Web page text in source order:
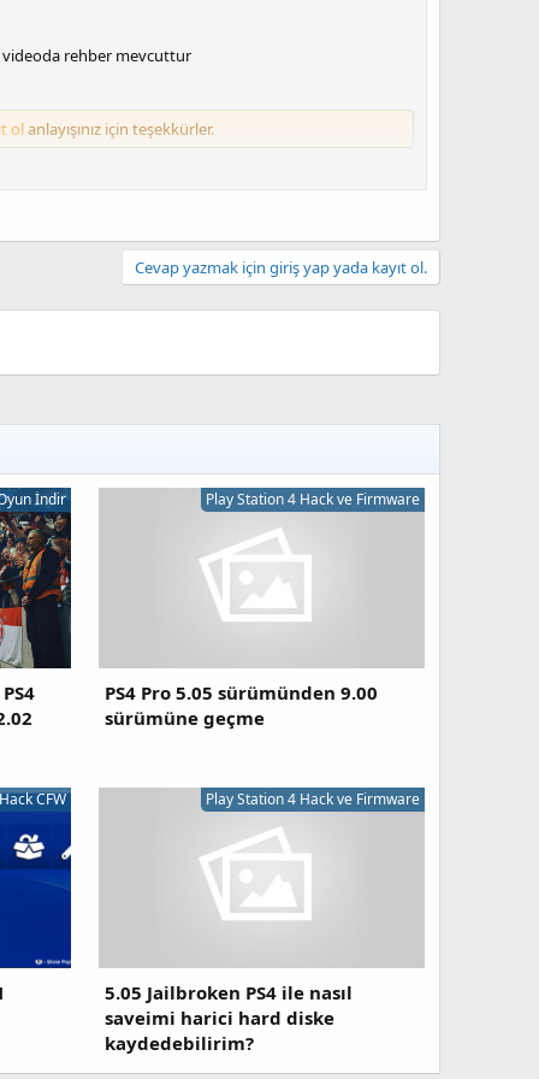
videoda rehber mevcuttur
olanlayışınız için teşekkürler.
anlayışınız için teşekkürler.
gerekmektedir​
Cevap yazmak için giriş yap yada kayıt ol.
İndir Play Station 4 Hack ve Firmware
PS4 Pro 5.05 sürümünden 9.00
sürümüne geçme
CFW Play Station 4 Hack ve Firmware
5.05 Jailbroken PS4 ile nasıl
saveimi harici hard diske
kaydedebilirim?